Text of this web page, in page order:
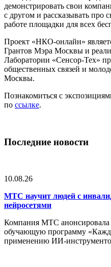
демонстрировать свои
с другом и рассказывать про
работе площадки для всех
Проект «НКО-онлайн»
Грантов Мэра Москвы и
Лаборатории «Сенсор-Тех»
общественных связей и
Москвы.
Познакомиться с
по ссылке.
Последние новости
10.08.26
МТС научит людей с
нейросетями
Компания МТС анонсировала
обучающую программу
применению ИИ-